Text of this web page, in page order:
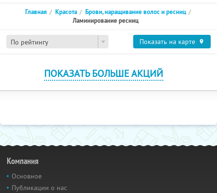
По рейтингу
Главная Красота
Брови, наращивание волос и ресниц
Ламинирование ресниц
Показать на карте
ПОКАЗАТЬ БОЛЬШЕ АКЦИЙ
Компания
Основное
Публикации о нас